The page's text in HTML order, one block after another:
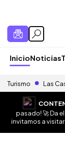
InicioNoticias
Turismo Las
pasado! 🚀 Da
invitamos a